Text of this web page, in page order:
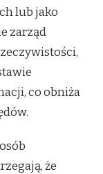
lub jako
zarząd
co obniża
że